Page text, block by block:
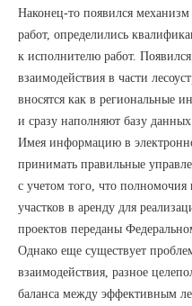
Наконец-то появился
работ, определились
к исполнителю работ.
взаимодействия в части
вносятся как в региональные
и сразу наполняют базу
Имея информацию в
принимать правильные
с учетом того, что
участков в аренду для
проектов переданы
Однако еще существует
взаимодействия, разное
баланса между эффективным